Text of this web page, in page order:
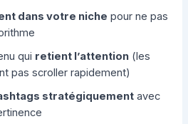
dans votre niche pour ne pas
qui retient l’attention (les
pas scroller rapidement)
stratégiquement avec